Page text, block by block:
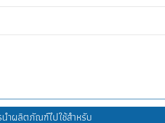
ำผลิตภัณฑ์ไปใช้สำหรับ